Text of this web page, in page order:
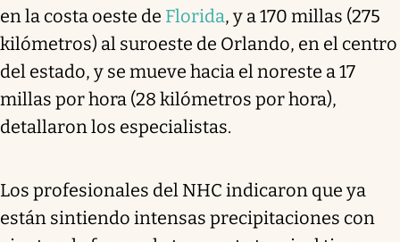
en la costa oeste de Florida, y a 170 millas (275
kilómetros) al suroeste de Orlando, en el centro
del estado, y se mueve hacia el noreste a 17
millas por hora (28 kilómetros por hora),
detallaron los especialistas.
Los profesionales del NHC indicaron que ya
están sintiendo intensas precipitaciones con